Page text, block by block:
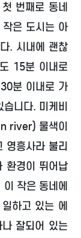
번째로 동네
은 도시는 아
. 시내에 괜찮
15분 이내로
분 이내로 가
니다. 미케비
river) 물색이
영흥사라 불리
환경이 뛰어납
작은 동네에
하고 있는 에
잘되어 있는